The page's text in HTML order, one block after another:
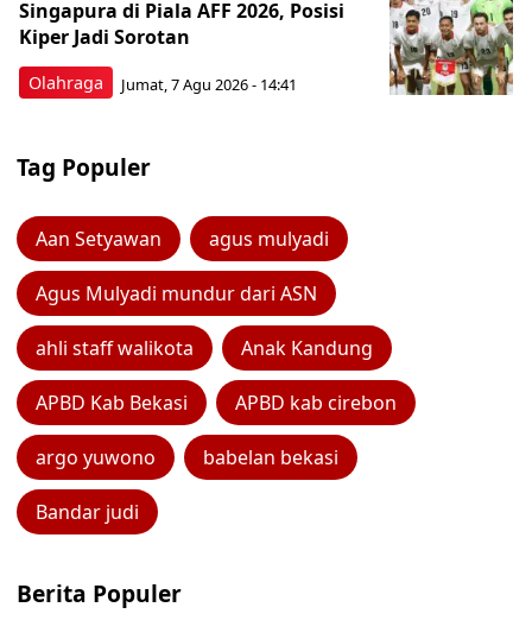
Olahraga
Singapura di Piala AFF 2026, Posisi
Kiper Jadi Sorotan
Jumat, 7 Agu 2026 - 14:41
Tag Populer
Aan Setyawan agus mulyadi
Agus Mulyadi mundur dari ASN
ahli staff walikota Anak Kandung
APBD Kab Bekasi APBD kab cirebon
argo yuwono babelan bekasi
Bandar judi
Berita Populer